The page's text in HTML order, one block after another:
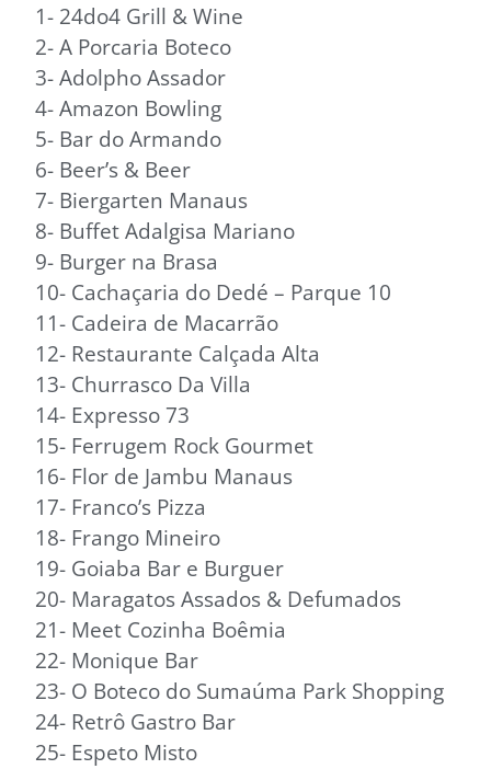
1- 24do4 Grill & Wine
2- A Porcaria Boteco
3- Adolpho Assador
4- Amazon Bowling
5- Bar do Armando
6- Beer’s & Beer
7- Biergarten Manaus
8- Buffet Adalgisa Mariano
9- Burger na Brasa
10- Cachaçaria do Dedé – Parque 10
11- Cadeira de Macarrão
12- Restaurante Calçada Alta
13- Churrasco Da Villa
14- Expresso 73
15- Ferrugem Rock Gourmet
16- Flor de Jambu Manaus
17- Franco’s Pizza
18- Frango Mineiro
19- Goiaba Bar e Burguer
20- Maragatos Assados & Defumados
21- Meet Cozinha Boêmia
22- Monique Bar
23- O Boteco do Sumaúma Park Shopping
24- Retrô Gastro Bar
25- Espeto Misto